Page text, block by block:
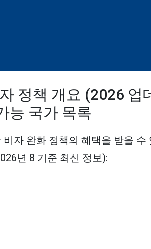
정책 개요 (2026 업
능 국가 목록
자 완화 정책의 혜택을 받을 수
년 8 기준 최신 정보):